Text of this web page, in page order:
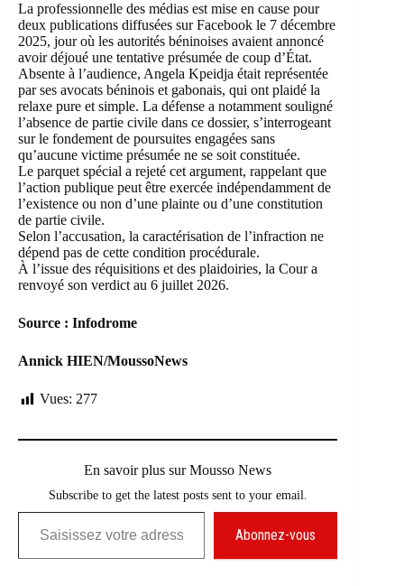
La professionnelle des médias est mise en cause pour
deux publications diffusées sur Facebook le 7 décembre
2025, jour où les autorités béninoises avaient annoncé
avoir déjoué une tentative présumée de coup d’État.
Absente à l’audience, Angela Kpeidja était représentée
par ses avocats béninois et gabonais, qui ont plaidé la
relaxe pure et simple. La défense a notamment souligné
l’absence de partie civile dans ce dossier, s’interrogeant
sur le fondement de poursuites engagées sans
qu’aucune victime présumée ne se soit constituée.
Le parquet spécial a rejeté cet argument, rappelant que
l’action publique peut être exercée indépendamment de
l’existence ou non d’une plainte ou d’une constitution
de partie civile.
Selon l’accusation, la caractérisation de l’infraction ne
dépend pas de cette condition procédurale.
À l’issue des réquisitions et des plaidoiries, la Cour a
renvoyé son verdict au 6 juillet 2026.
Source : Infodrome
Annick HIEN/MoussoNews
Vues: 277
En savoir plus sur Mousso News
Subscribe to get the latest posts sent to your email.
Saisissez votre adresse e-mail…
Abonnez-vous